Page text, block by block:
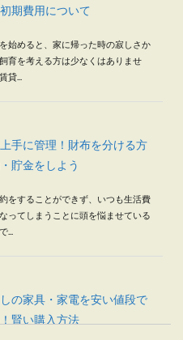
期費用について
始めると、家に帰った時の寂しさか
育を考える方は少なくはありませ
貸...
手に管理！財布を分ける方
貯金をしよう
をすることができず、いつも生活費
ってしまうことに頭を悩ませている
...
の家具・家電を安い値段で
賢い購入方法